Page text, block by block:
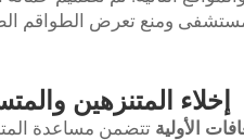
ومنع تعرض الطواقم
إخلاء المتنزهين
الأولية تتضمن مساعدة